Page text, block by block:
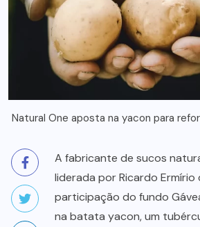
Natural One aposta na yacon para
A fabricante de sucos
liderada por Ricardo Ermírio
participação do fundo
na batata yacon, um